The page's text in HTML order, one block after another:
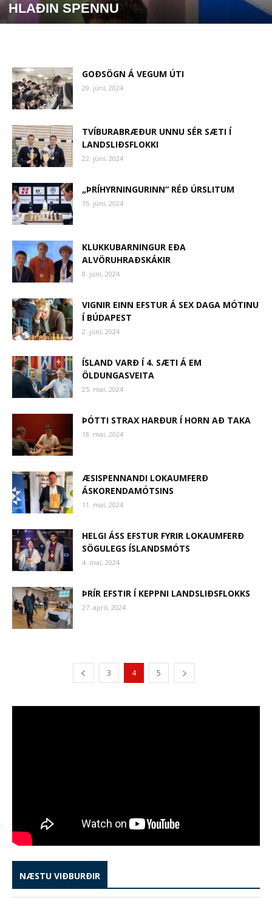
HLAÐIN SPENNU
GOÐSÖGN Á VEGUM ÚTI
29. júní, 2024
TVÍBURABRÆÐUR UNNU SÉR SÆTI Í
LANDSLIÐSFLOKKI
22. júní, 2024
„ÞRÍHYRNINGURINN“ RÉÐ ÚRSLITUM
15. júní, 2024
KLUKKUBARNINGUR EÐA
ALVÖRUHRAÐSKÁKIR
8. júní, 2024
VIGNIR EINN EFSTUR Á SEX DAGA MÓTINU
Í BÚDAPEST
2. júní, 2024
ÍSLAND VARÐ Í 4. SÆTI Á EM
ÖLDUNGASVEITA
25. maí, 2024
ÞÓTTI STRAX HARÐUR Í HORN AÐ TAKA
18. maí, 2024
ÆSISPENNANDI LOKAUMFERÐ
ÁSKORENDAMÓTSINS
11. maí, 2024
HELGI ÁSS EFSTUR FYRIR LOKAUMFERÐ
SÖGULEGS ÍSLANDSMÓTS
4. maí, 2024
ÞRÍR EFSTIR Í KEPPNI LANDSLIÐSFLOKKS
27. apríl, 2024
3 4 5
NÆSTU VIÐBURÐIR